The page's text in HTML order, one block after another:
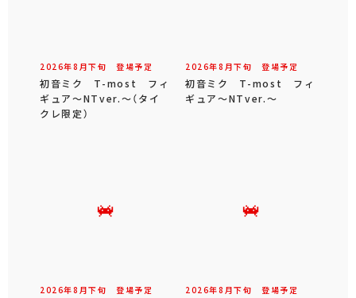
2026年8 月下旬 登場予定
初音ミク T-most フィ
ギュア～NTver.～（タイ
クレ限定）
2026年8 月下旬 登場予定
初音ミク T-most フィ
ギュア～NTver.～
2026年8 月下旬 登場予定 2026年8 月下旬 登場予定